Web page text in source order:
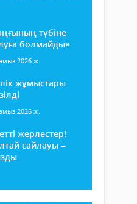
түбіне
болмайды»
2026 ж.
жұмыстары
2026 ж.
жерлестер!
сайлауы –